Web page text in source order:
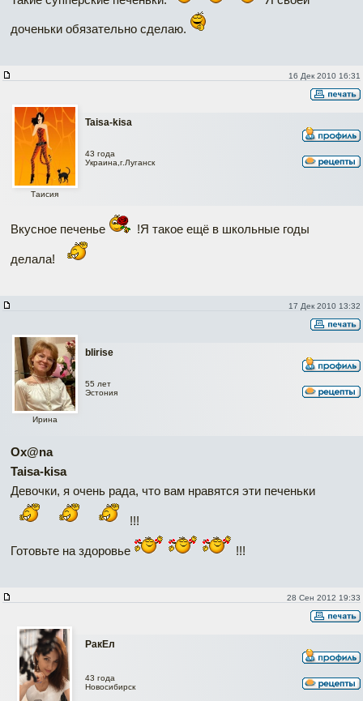
доченьки обязательно сделаю.
16 Дек 2010 16:31
Taisa-kisa
Таисия
43 года
Украина,г.Луганск
Вкусное печенье !Я такое ещё в школьные годы
делала!
17 Дек 2010 13:32
blirise
Ирина
55 лет
Эстония
Ox@na
Taisa-kisa
Девочки, я очень рада, что вам нравятся эти печеньки
!!!
Готовьте на здоровье !!!
28 Сен 2012 19:33
РакЕл
43 года
Новосибирск